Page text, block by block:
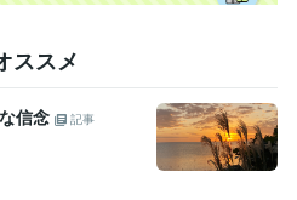
、受け取るのはお客様の好きな時間
ススメ
信念
記事